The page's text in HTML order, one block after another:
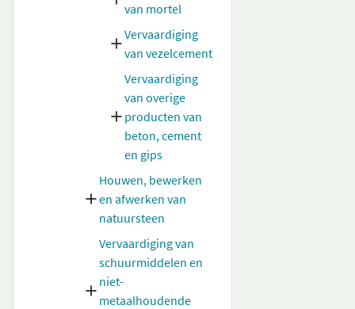
van mortel
Vervaardiging
van vezelcement
Vervaardiging
van overige
producten van
beton, cement
en gips
Houwen, bewerken
en afwerken van
natuursteen
Vervaardiging van
schuurmiddelen en
niet-
metaalhoudende